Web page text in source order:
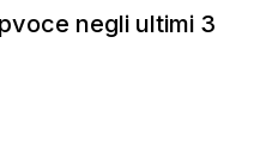
negli ultimi 3